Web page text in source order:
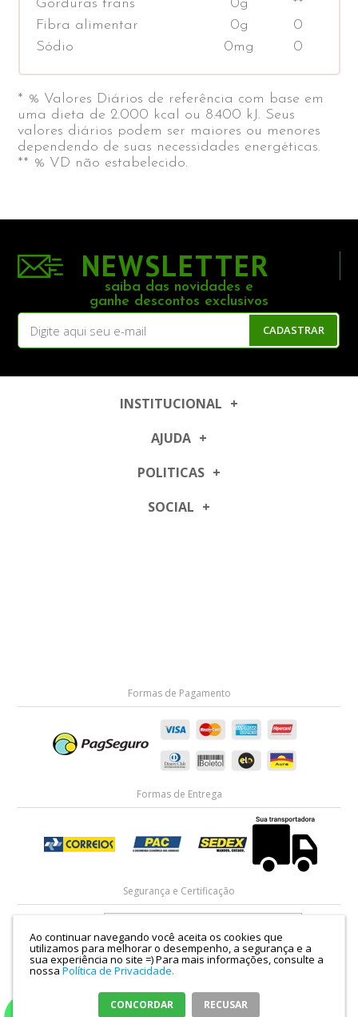
Ao continuar navegando você aceita os cookies que
utilizamos para melhorar o desempenho, a segurança e a
sua experiência no site =)Para mais informações, consulte a
nossa Política de Privacidade.
CONCORDAR RECUSAR
Gorduras trans
0g
**
Fibra alimentar
0g
0
Sódio
0mg 0
* % Valores Diários de referência com base em
uma dieta de 2.000 kcal ou 8.400 kJ. Seus
valores diários podem ser maiores ou menores
dependendo de suas necessidades energéticas.
** % VD não estabelecido.
NEWSLETTER
saiba das novidades e
ganhe descontos exclusivos
CADASTRAR
INSTITUCIONAL
AJUDA
POLITICAS
SOCIAL
Formas de Pagamento
Formas de Entrega
Segurança e Certificação
Empório Rosa | CNPJ: 29.240.690/0001-38 | Rua Santa Rosa, nº 68 - Brás - Zona
lojavirtual@emporiorosa.com.br |Mapa do site